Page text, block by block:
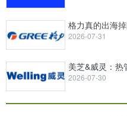
格力真的出海
2026-07-31
美芝&威灵：
2026-07-30